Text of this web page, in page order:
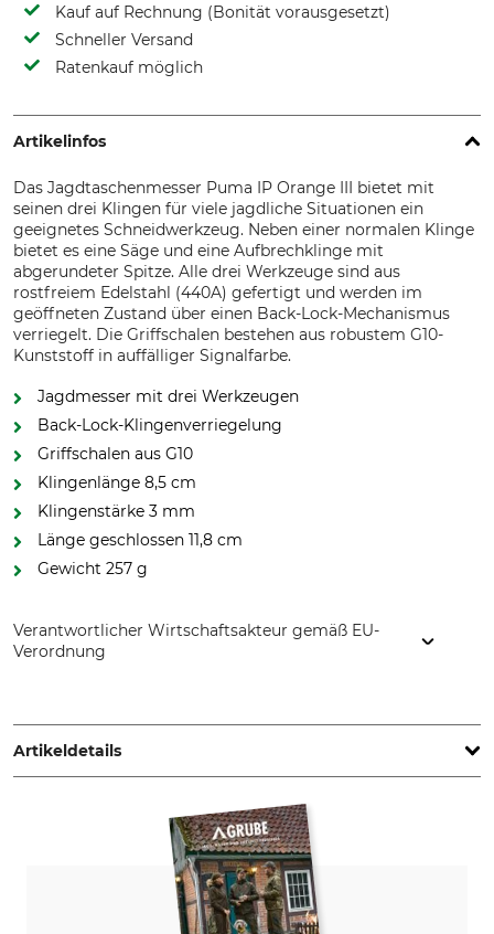
Kauf auf Rechnung (Bonität vorausgesetzt)
Schneller Versand
Ratenkauf möglich
Artikelinfos
Das Jagdtaschenmesser Puma IP Orange III bietet mit
seinen drei Klingen für viele jagdliche Situationen ein
geeignetes Schneidwerkzeug. Neben einer normalen Klinge
bietet es eine Säge und eine Aufbrechklinge mit
abgerundeter Spitze. Alle drei Werkzeuge sind aus
rostfreiem Edelstahl (440A) gefertigt und werden im
geöffneten Zustand über einen Back-Lock-Mechanismus
verriegelt. Die Griffschalen bestehen aus robustem G10-
Kunststoff in auffälliger Signalfarbe.
Jagdmesser mit drei Werkzeugen
Back-Lock-Klingenverriegelung
Griffschalen aus G10
Klingenlänge 8,5 cm
Klingenstärke 3 mm
Länge geschlossen 11,8 cm
Gewicht 257 g
Verantwortlicher Wirtschaftsakteur gemäß EU-
Verordnung
Solingen, Germany, www.pumaknives.de
Artikeldetails
Griffmaterial
G10
Klingenstärke
3 mm